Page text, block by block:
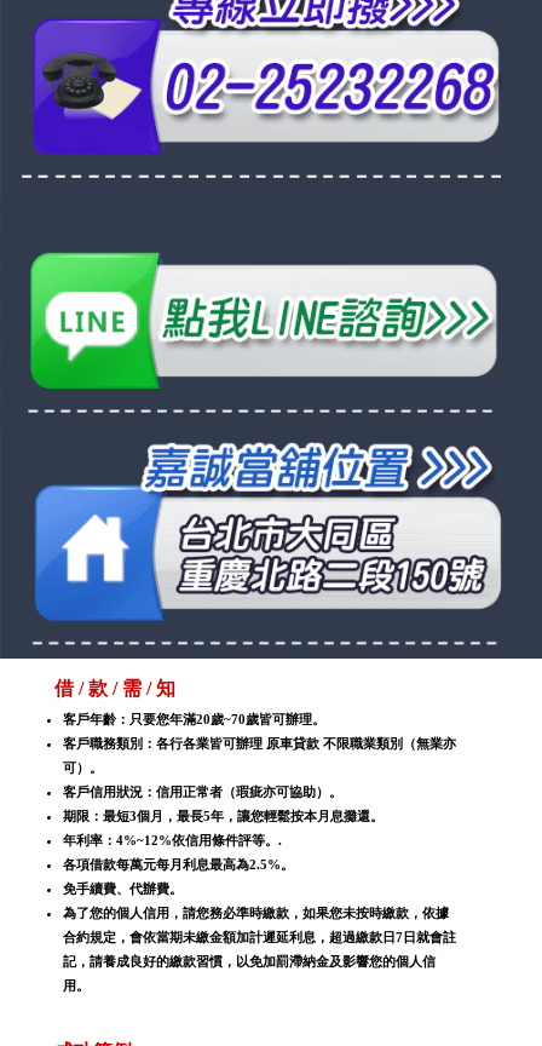
借 / 款 / 需 / 知
客戶年齡：只要您年滿20歲~70歲皆可辦理。
客戶職務類別：各行各業皆可辦理 原車貸款 不限職業類別（無業亦
可）。
客戶信用狀況：信用正常者（瑕疵亦可協助）。
期限：最短3個月，最長5年，讓您輕鬆按本月息攤還。
年利率：4%~12%依信用條件評等。.
各項借款每萬元每月利息最高為2.5%。
免手續費、代辦費。
為了您的個人信用，請您務必準時繳款，如果您未按時繳款，依據
合約規定，會依當期未繳金額加計遲延利息，超過繳款日7日就會註
記，請養成良好的繳款習慣，以免加罰滯納金及影響您的個人信
用。